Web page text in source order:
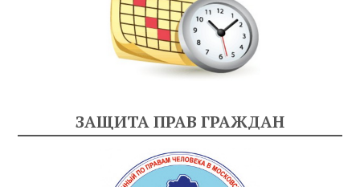
ЗАЩИТА ПРАВ ГРАЖДАН